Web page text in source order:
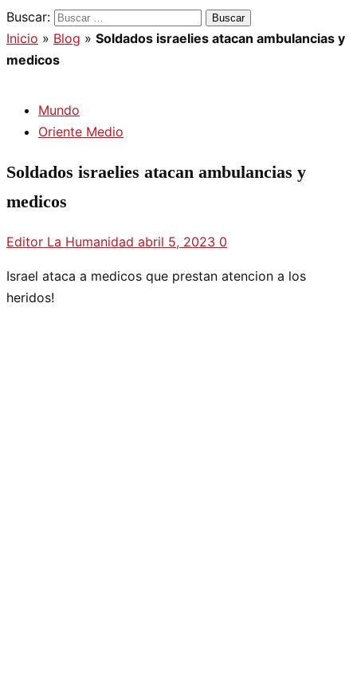
Buscar:
Inicio » Blog » Soldados israelies atacan ambulancias y
medicos
Mundo
Oriente Medio
Soldados israelies atacan ambulancias y
medicos
Editor La Humanidad abril 5, 2023 0
Israel ataca a medicos que prestan atencion a los
heridos!